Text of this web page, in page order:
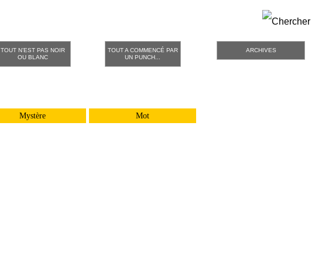
TOUT N’EST PAS NOIR
OU BLANC
Mystère
TOUT A COMMENCÉ PAR
UN PUNCH...
Mot
ARCHIVES